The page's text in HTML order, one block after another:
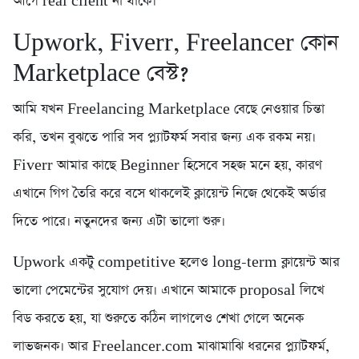
Upwork, Fiverr, Freelancer কোন
Marketplace বেস্ট?
আমি যখন Freelancing Marketplace বেছে নেওয়ার চিন্তা
করি, তখন বুঝতে পারি সব প্ল্যাটফর্ম সবার জন্য এক রকম নয়।
Fiverr আমার কাছে Beginner হিসেবে সহজ মনে হয়, কারণ
এখানে গিগ তৈরি করে বসে থাকলেই ক্লায়েন্ট নিজে থেকেই অর্ডার
দিতে পারে। নতুনদের জন্য এটা ভালো শুরু।
Upwork একটু competitive হলেও long-term ক্লায়েন্ট আর
ভালো পেমেন্টের সুযোগ দেয়। এখানে আমাকে proposal লিখে
বিড করতে হয়, যা শুরুতে কঠিন লাগলেও শেখা গেলে অনেক
লাভজনক। আর Freelancer.com মাঝামাঝি ধরনের প্ল্যাটফর্ম,